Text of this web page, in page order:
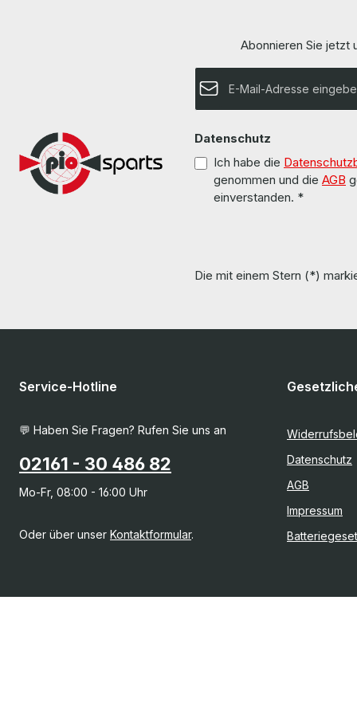
Abonnieren Sie jetzt
E-Mail-Adresse*
Datenschutz
Ich habe die
genommen und die AGB
einverstanden. *
Die mit einem Stern (*)
Service-Hotline
💬 Haben Sie Fragen? Rufen Sie uns an
02161 - 30 486 82
Mo-Fr, 08:00 - 16:00 Uhr
Oder über unser Kontaktformular.
Datenschutz
AGB
Impressum